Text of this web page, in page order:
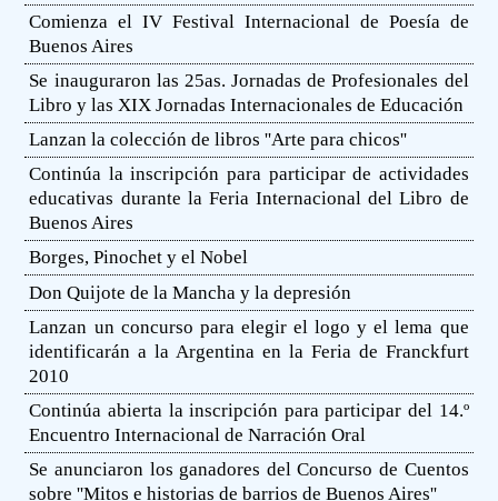
Comienza el IV Festival Internacional de Poesía de
Buenos Aires
Se inauguraron las 25as. Jornadas de Profesionales del
Libro y las XIX Jornadas Internacionales de Educación
Lanzan la colección de libros ''Arte para chicos''
Continúa la inscripción para participar de actividades
educativas durante la Feria Internacional del Libro de
Buenos Aires
Borges, Pinochet y el Nobel
Don Quijote de la Mancha y la depresión
Lanzan un concurso para elegir el logo y el lema que
identificarán a la Argentina en la Feria de Franckfurt
2010
Continúa abierta la inscripción para participar del 14.º
Encuentro Internacional de Narración Oral
Se anunciaron los ganadores del Concurso de Cuentos
sobre ''Mitos e historias de barrios de Buenos Aires''